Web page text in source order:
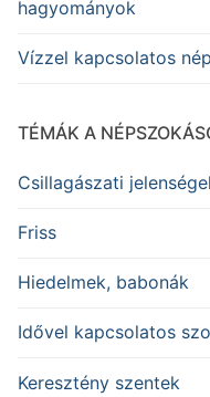
hagyományok
Vízzel kapcsolatos
TÉMÁK A
Csillagászati
Friss
Hiedelmek, babonák
Idővel kapcsolatos
Keresztény szentek